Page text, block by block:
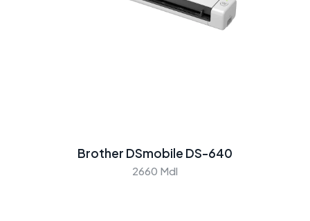
Brother DSmobile DS-640
2660 Mdl